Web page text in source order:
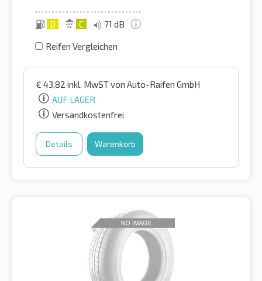
D C 71 dB
Reifen Vergleichen
€ 43,82 inkl. MwSTvon Auto-Raifen GmbH
AUF LAGER
Versandkostenfrei
Details Warenkorb